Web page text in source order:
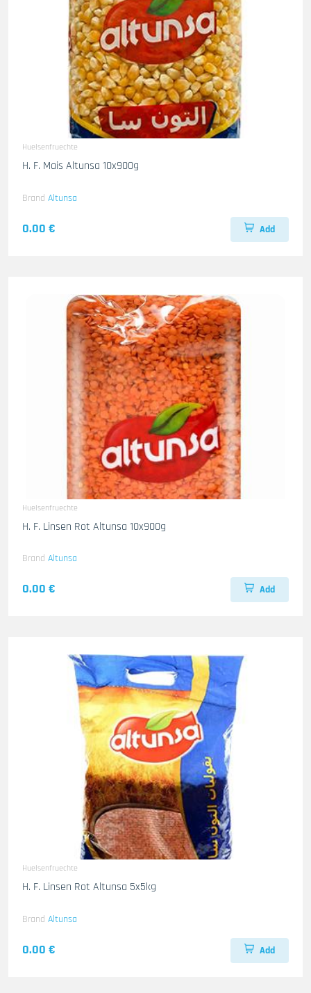
Huelsenfruechte
H. F. Mais Altunsa 10x900g
Brand Altunsa
0.00 € Add
Huelsenfruechte
H. F. Linsen Rot Altunsa 10x900g
Brand Altunsa
0.00 € Add
Huelsenfruechte
H. F. Linsen Rot Altunsa 5x5kg
Brand Altunsa
0.00 € Add